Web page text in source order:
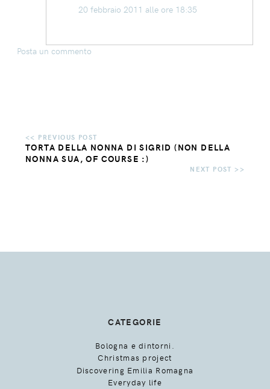
20 febbraio 2011 alle ore 18:35
Posta un commento
TORTA DELLA NONNA DI SIGRID (NON DELLA
NONNA SUA, OF COURSE :)
CATEGORIE
Bologna e dintorni.
Christmas project
Discovering Emilia Romagna
Everyday life